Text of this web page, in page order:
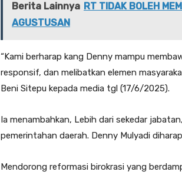
Berita Lainnya RT TIDAK BOLEH
AGUSTUSAN
“Kami berharap kang Denny mampu
responsif, dan melibatkan elemen
Beni Sitepu kepada media tgl (17/6/2025).
Ia menambahkan, Lebih dari sekedar
pemerintahan daerah. Denny Mulyadi
Mendorong reformasi birokrasi yang